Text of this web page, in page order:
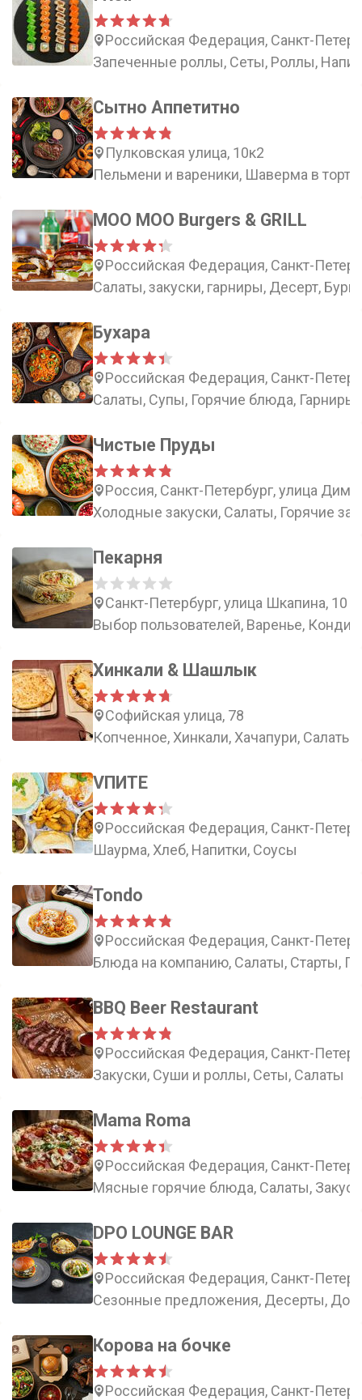
Российская Федерация, Санкт-
Запеченные роллы, Сеты, Роллы,
Сытно Аппетитно
Пулковская улица, 10к2
Пельмени и вареники, Шаверма в
MOO MOO Burgers & GRILL
Российская Федерация, Санкт-
Салаты, закуски, гарниры, Десерт,
Бухара
Российская Федерация, Санкт-
Салаты, Супы, Горячие блюда, Гарниры
Чистые Пруды
Россия, Санкт-Петербург, улица
Холодные закуски, Салаты, Горячие
Пекарня
Санкт-Петербург, улица Шкапина, 10
Выбор пользователей, Варенье,
Хинкали & Шашлык
Софийская улица, 78
Копченное, Хинкали, Хачапури, Салаты
VПИТЕ
Российская Федерация, Санкт-
Шаурма, Хлеб, Напитки, Соусы
Tondo
Российская Федерация, Санкт-
Блюда на компанию, Салаты, Старты,
BBQ Beer Restaurant
Российская Федерация, Санкт-
Закуски, Суши и роллы, Сеты, Салаты
Mama Roma
Российская Федерация, Санкт-
Мясные горячие блюда, Салаты,
DPO LOUNGE BAR
Российская Федерация, Санкт-
Сезонные предложения, Десерты,
Корова на бочке
Российская Федерация, Санкт-